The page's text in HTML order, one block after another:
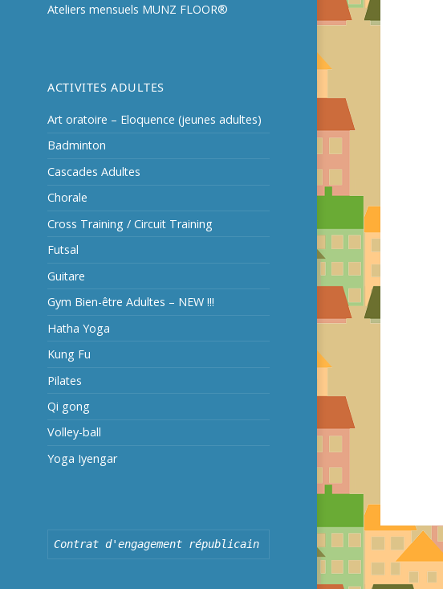
Ateliers mensuels MUNZ FLOOR®
ACTIVITES ADULTES
Art oratoire – Eloquence (jeunes adultes)
Badminton
Cascades Adultes
Chorale
Cross Training / Circuit Training
Futsal
Guitare
Gym Bien-être Adultes – NEW !!!
Hatha Yoga
Kung Fu
Pilates
Qi gong
Volley-ball
Yoga Iyengar
Contrat d'engagement républicain